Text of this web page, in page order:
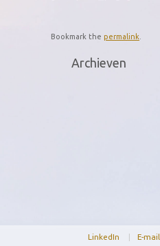
Bookmark the permalink
Archieven
LinkedIn | E-mail